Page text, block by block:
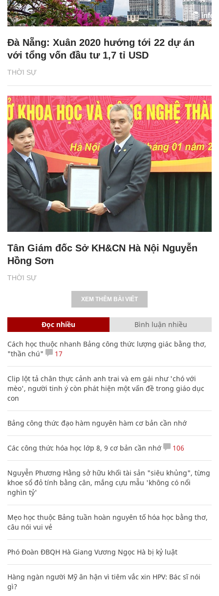
THỜI SỰ
Đà Nẵng: Xuân 2020 hướng tới 22 dự án
với tổng vốn đầu tư 1,7 tỉ USD
THỜI SỰ
Tân Giám đốc Sở KH&CN Hà Nội Nguyễn
Hồng Sơn
XEM THÊM BÀI VIẾT
Đọc nhiều Bình luận nhiều
Cách học thuộc nhanh Bảng công thức lượng giác bằng thơ,
"thần chú"
17
Clip lột tả chân thực cảnh anh trai và em gái như 'chó với
mèo', người tinh ý còn phát hiện một vấn đề trong giáo dục
con
Bảng công thức đạo hàm nguyên hàm cơ bản cần nhớ
Các công thức hóa học lớp 8, 9 cơ bản cần nhớ 106
Nguyễn Phương Hằng sở hữu khối tài sản "siêu khủng", từng
khoe sổ đỏ tính bằng cân, mắng cựu mẫu 'không có nổi
nghìn tỷ'
Mẹo học thuộc Bảng tuần hoàn nguyên tố hóa học bằng thơ,
câu nói vui vẻ
Phó Đoàn ĐBQH Hà Giang Vương Ngọc Hà bị kỷ luật
Hàng ngàn người Mỹ ân hận vì tiêm vắc xin HPV: Bác sĩ nói
gì?